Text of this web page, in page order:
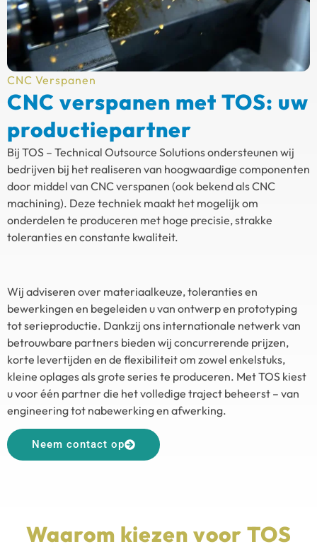
CNC Verspanen
CNC verspanen met TOS: uw
productiepartner
Bij TOS – Technical Outsource Solutions ondersteunen wij
bedrijven bij het realiseren van hoogwaardige componenten
door middel van CNC verspanen (ook bekend als CNC
machining). Deze techniek maakt het mogelijk om
onderdelen te produceren met hoge precisie, strakke
toleranties en constante kwaliteit.
Wij adviseren over materiaalkeuze, toleranties en
bewerkingen en begeleiden u van ontwerp en prototyping
tot serieproductie. Dankzij ons internationale netwerk van
betrouwbare partners bieden wij concurrerende prijzen,
korte levertijden en de flexibiliteit om zowel enkelstuks,
kleine oplages als grote series te produceren. Met TOS kiest
u voor één partner die het volledige traject beheerst – van
engineering tot nabewerking en afwerking.
Neem contact op
Waarom kiezen voor TOS